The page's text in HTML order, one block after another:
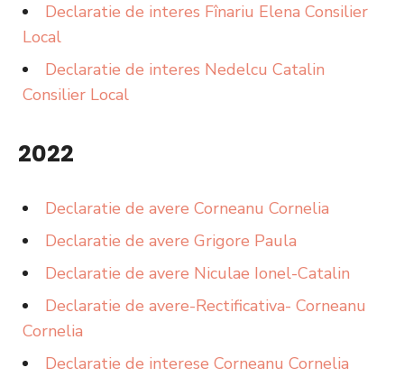
Declaratie de interes Fînariu Elena Consilier
Local
Declaratie de interes Nedelcu Catalin
Consilier Local
2022
Declaratie de avere Corneanu Cornelia
Declaratie de avere Grigore Paula
Declaratie de avere Niculae Ionel-Catalin
Declaratie de avere-Rectificativa- Corneanu
Cornelia
Declaratie de interese Corneanu Cornelia